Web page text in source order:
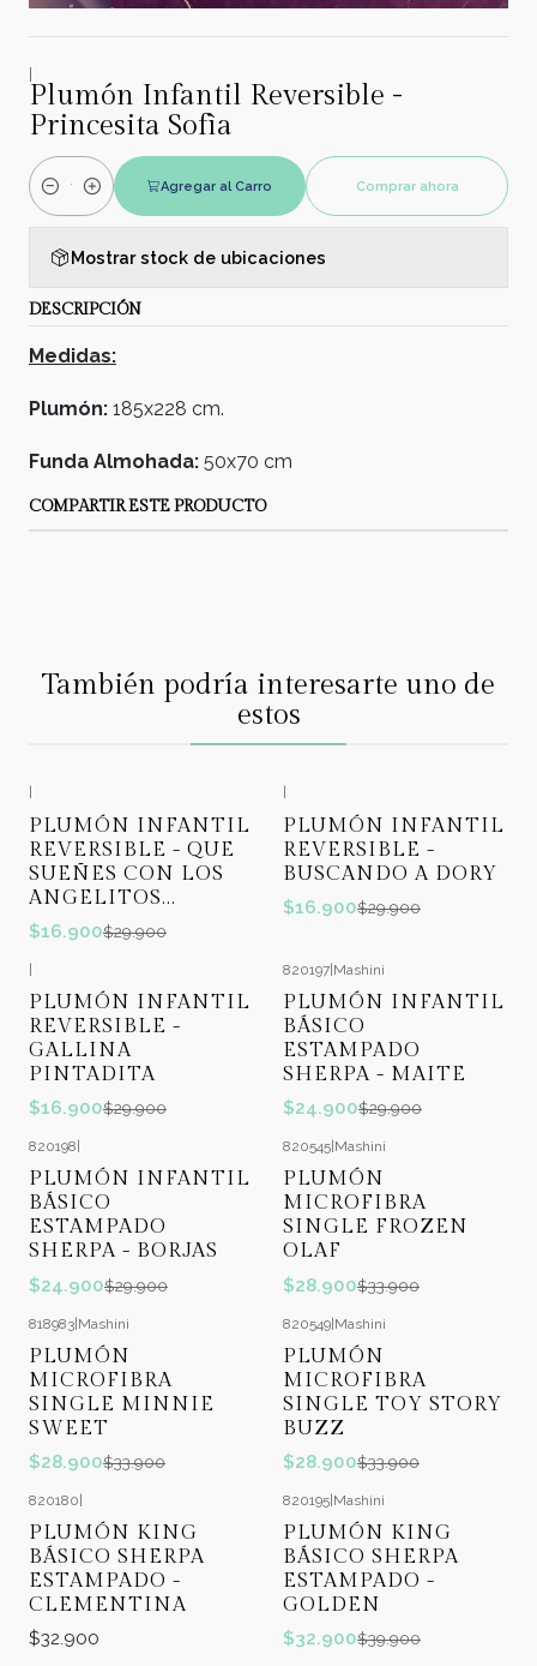
|
Plumón Infantil Reversible -
Princesita Sofìa
Cantidad
Agregar al Carro Comprar ahora
Mostrar stock de ubicaciones
DESCRIPCIÓN
Medidas:
Plumón: 185x228 cm.
Funda Almohada: 50x70 cm
COMPARTIR ESTE PRODUCTO
También podría interesarte uno de
estos
PLUMÓN INFANTIL
REVERSIBLE - QUE
SUEÑES CON LOS
ANGELITOS...
$16.900$29.900
PLUMÓN INFANTIL
REVERSIBLE -
BUSCANDO A DORY
$16.900$29.900
OFF
|
PLUMÓN INFANTIL
REVERSIBLE -
GALLINA
PINTADITA
$16.900$29.900
OFF
820197|Mashini
PLUMÓN INFANTIL
BÁSICO
ESTAMPADO
SHERPA - MAITE
$24.900$29.900
OFF
820198
PLUMÓN INFANTIL
BÁSICO
ESTAMPADO
SHERPA - BORJAS
$24.900$29.900
OFF
820545 Mashini
PLUMÓN
MICROFIBRA
SINGLE FROZEN
OLAF
$28.900$33.900
818983|Mashini
PLUMÓN
MICROFIBRA
SINGLE MINNIE
SWEET
$28.900$33.900
820549|Mashini
PLUMÓN
MICROFIBRA
SINGLE TOY STORY
BUZZ
$28.900$33.900
820180
PLUMÓN KING
BÁSICO SHERPA
ESTAMPADO -
CLEMENTINA
$32.900
OFF
820195 Mashini
PLUMÓN KING
BÁSICO SHERPA
ESTAMPADO -
GOLDEN
$32.900$39.900